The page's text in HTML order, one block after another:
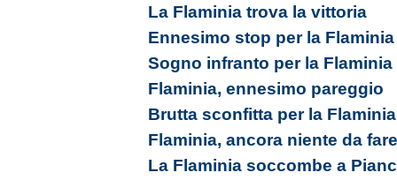
La Flaminia trova la vittoria
Ennesimo stop per la Flaminia
Sogno infranto per la Flaminia
Flaminia, ennesimo pareggio
Brutta sconfitta per la Flaminia
Flaminia, ancora niente da fare
La Flaminia soccombe a